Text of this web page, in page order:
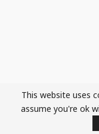
This website uses
assume you're ok